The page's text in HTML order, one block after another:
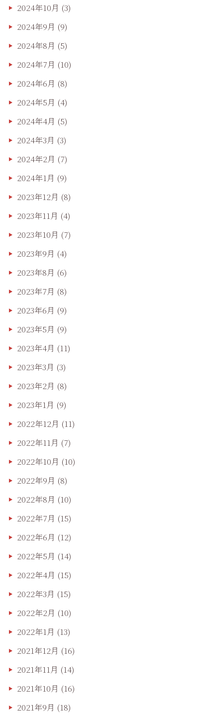
2024年10月 (3)
2024年9月 (9)
2024年8月 (5)
2024年7月 (10)
2024年6月 (8)
2024年5月 (4)
2024年4月 (5)
2024年3月 (3)
2024年2月 (7)
2024年1月 (9)
2023年12月 (8)
2023年11月 (4)
2023年10月 (7)
2023年9月 (4)
2023年8月 (6)
2023年7月 (8)
2023年6月 (9)
2023年5月 (9)
2023年4月 (11)
2023年3月 (3)
2023年2月 (8)
2023年1月 (9)
2022年12月 (11)
2022年11月 (7)
2022年10月 (10)
2022年9月 (8)
2022年8月 (10)
2022年7月 (15)
2022年6月 (12)
2022年5月 (14)
2022年4月 (15)
2022年3月 (15)
2022年2月 (10)
2022年1月 (13)
2021年12月 (16)
2021年11月 (14)
2021年10月 (16)
2021年9月 (18)